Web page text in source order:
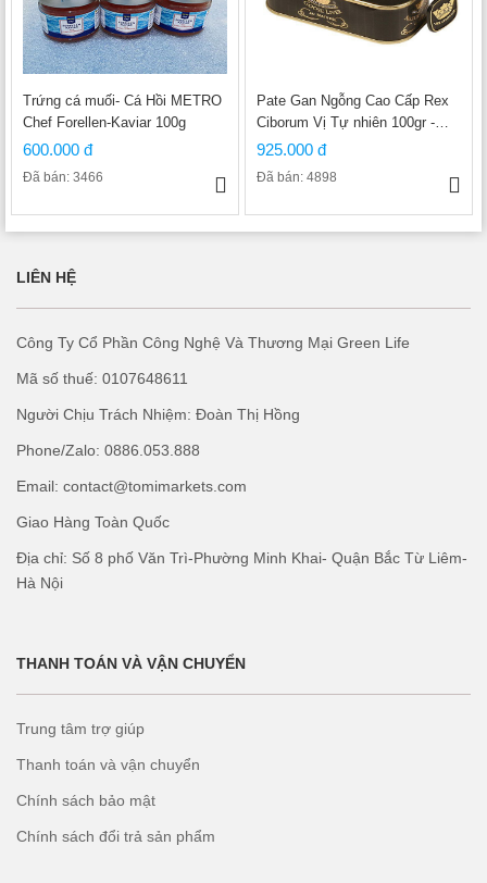
Trứng cá muối- Cá Hồi METRO
Chef Forellen-Kaviar 100g
600.000 đ
Đã bán: 3466
Pate Gan Ngỗng Cao Cấp Rex
Ciborum Vị Tự nhiên 100gr -
Cung cấp Khách sạn 5 sao
925.000 đ
Đã bán: 4898
LIÊN HỆ
Công Ty Cổ Phần Công Nghệ Và Thương Mại Green Life
Mã số thuế: 0107648611
Người Chịu Trách Nhiệm: Đoàn Thị Hồng
Phone/Zalo: 0886.053.888
Email: contact@tomimarkets.com
Giao Hàng Toàn Quốc
Địa chỉ: Số 8 phố Văn Trì-Phường Minh Khai- Quận Bắc Từ Liêm-
Hà Nội
THANH TOÁN VÀ VẬN CHUYỂN
Trung tâm trợ giúp
Thanh toán và vận chuyển
Chính sách bảo mật
Chính sách đổi trả sản phẩm